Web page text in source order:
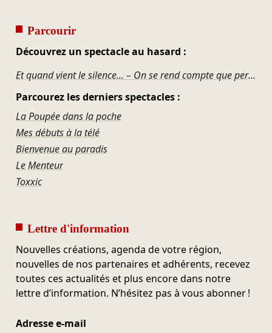
Parcourir
Découvrez un spectacle au hasard :
Et quand vient le silence... – On se rend compte que personne n'avait rien d'important à raconter
Parcourez les derniers spectacles :
La Poupée dans la poche
Mes débuts à la télé
Bienvenue au paradis
Le Menteur
Toxxic
Lettre d'information
Nouvelles créations, agenda de votre région,
nouvelles de nos partenaires et adhérents, recevez
toutes ces actualités et plus encore dans notre
lettre d’information. N’hésitez pas à vous abonner !
Adresse e-mail